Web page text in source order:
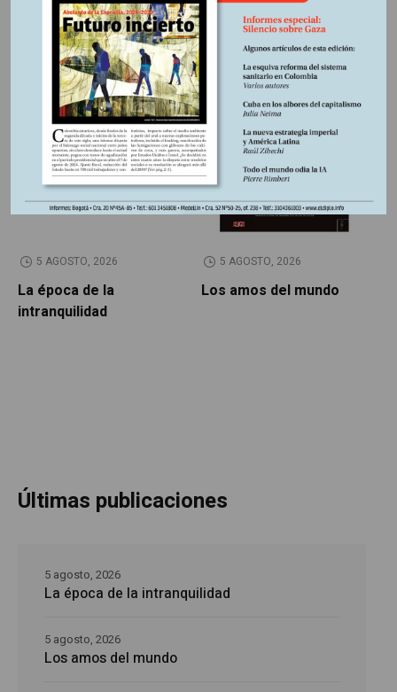
Región:África
Otros Artículos
LIBROS RESEÑADOS
5 AGOSTO, 2026
La época de la
intranquilidad
SIN CATEGORÍA
5 AGOSTO, 2026
Los amos del mundo
Últimas publicaciones
La época de la intranquilidad
5 agosto, 2026
Los amos del mundo
5 agosto, 2026